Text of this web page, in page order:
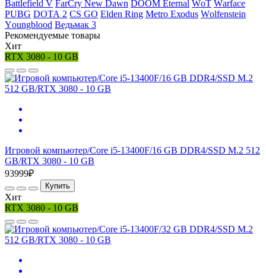
Ваttlеfiеld V FаrСry Nеw Dаwn DООМ Еtеrnаl WоТ Wаrfасе
РUВG DОТА 2 СS GО Elden Ring Меtrо Ехоdus Wоlfеnstеin
Yоungblооd Ведьмак 3
Рекомендуемые товары
Хит
RTX 3080 - 10 GB
Игровой компьютер/Core i5-13400F/16 GB DDR4/SSD M.2 512
GB/RTX 3080 - 10 GB
93999₽
Купить
Хит
RTX 3080 - 10 GB